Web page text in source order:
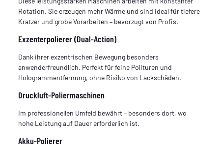
Rotation. Sie erzeugen mehr Wärme und sind ideal für tiefere
Kratzer und grobe Vorarbeiten – bevorzugt von Profis.
Exzenterpolierer (Dual-Action)
Dank ihrer exzentrischen Bewegung besonders
anwenderfreundlich. Perfekt für feine Polituren und
Hologrammentfernung, ohne Risiko von Lackschäden.
Druckluft-Poliermaschinen
Im professionellen Umfeld bewährt – besonders dort, wo
hohe Leistung auf Dauer erforderlich ist.
Akku-Polierer